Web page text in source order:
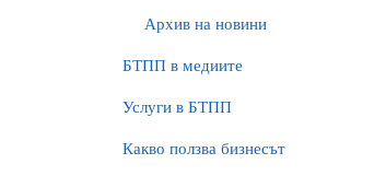
Архив на новини
БTПП в медиите
Услуги в БТПП
Какво ползва бизнесът